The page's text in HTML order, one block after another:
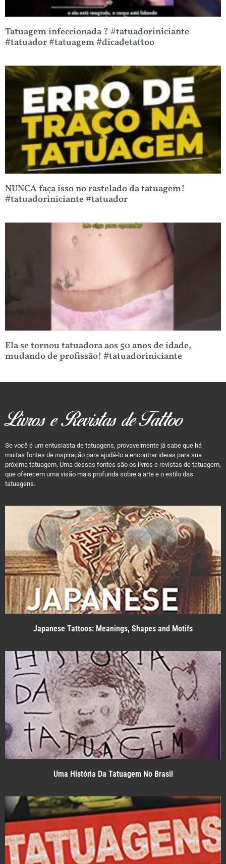
Tatuagem infeccionada ? #tatuadoriniciante
#tatuador #tatuagem #dicadetattoo
NUNCA faça isso no rastelado da tatuagem!
#tatuadoriniciante #tatuador
Ela se tornou tatuadora aos 50 anos de idade,
mudando de profissão! #tatuadoriniciante
Livros e Revistas de Tattoo
Se você é um entusiasta de tatuagens, provavelmente já sabe que há
muitas fontes de inspiração para ajudá-lo a encontrar ideias para sua
próxima tatuagem. Uma dessas fontes são os livros e revistas de tatuagem,
que oferecem uma visão mais profunda sobre a arte e o estilo das
tatuagens.
Japanese Tattoos: Meanings, Shapes and Motifs
Uma História Da Tatuagem No Brasil